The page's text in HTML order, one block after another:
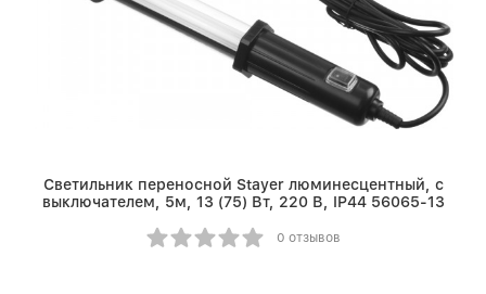
Светильник переносной Stayer люминесцентный, с
выключателем, 5м, 13 (75) Вт, 220 В, IP44 56065-13
0 отзывов